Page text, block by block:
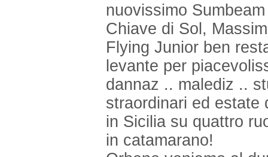
nuovissimo
Chiave di Sol,
Flying Junior ben
levante per
dannaz .. malediz ..
straordinari ed
in Sicilia su quattro
in catamarano!